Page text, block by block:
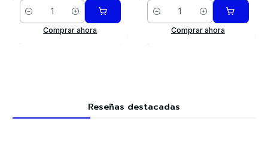
Cantidad
Comprar ahora
Cantidad
Comprar ahora
Reseñas destacadas